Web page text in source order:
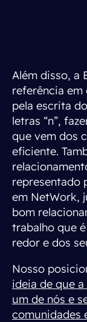
Além disso, a
referência
pela escrita
letras “n”,
que vem dos
eficiente.
representado
em NetWork,
bom
trabalho que
redor e dos
Nosso
ideia de que
um de nós e
comunidades